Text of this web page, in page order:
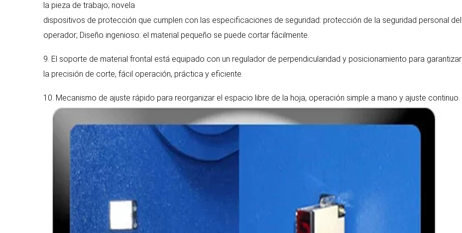
la pieza de trabajo; novela
dispositivos de protección que cumplen con las especificaciones de seguridad: protección de la seguridad personal del
operador; Diseño ingenioso: el material pequeño se puede cortar fácilmente.
9. El soporte de material frontal está equipado con un regulador de perpendicularidad y posicionamiento para garantizar
la precisión de corte, fácil operación, práctica y eficiente.
10. Mecanismo de ajuste rápido para reorganizar el espacio libre de la hoja, operación simple a mano y ajuste continuo.